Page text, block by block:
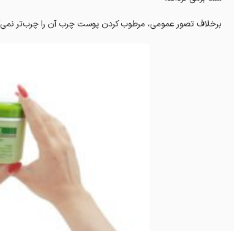
برخلاف تصور عمومی، مرطوب کردن پوست چرب آن را چرب‌تر